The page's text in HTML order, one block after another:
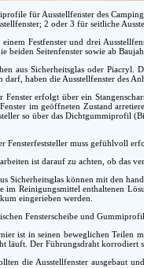
für Ausstellfenster des
2 oder 3 für seitliche
einem Festfenster und drei
beiden Seitenfenster sowie ab
aus Sicherheitsglas oder
darf, haben die Ausstellfenster des
Fenster erfolgt über ein
im geöffneten Zustand
so über das Dichtgummiprofil
Fensterfeststeller muss gefühlvoll
ist darauf zu achten, ob das
Sicherheitsglas können mit den
im Reinigungsmittel enthaltenen
eingerieben werden.
Fensterscheibe und
ist in seinen beweglichen Teilen
läuft. Der Führungsdraht korrodiert
die Ausstellfenster ausgebaut